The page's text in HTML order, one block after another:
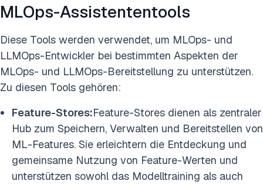
MLOps-Assistententools
Diese Tools werden verwendet, um MLOps- und
LLMOps-Entwickler bei bestimmten Aspekten der
MLOps- und LLMOps-Bereitstellung zu unterstützen.
Zu diesen Tools gehören:
Feature-Stores:Feature-Stores dienen als zentraler
Hub zum Speichern, Verwalten und Bereitstellen von
ML-Features. Sie erleichtern die Entdeckung und
gemeinsame Nutzung von Feature-Werten und
unterstützen sowohl das Modelltraining als auch